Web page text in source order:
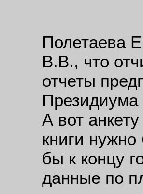
Полетаева
В.В., что
отчеты
Президиума
А вот
книги
бы к концу
данные по